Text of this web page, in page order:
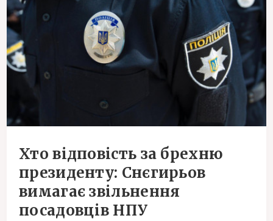
Хто відповість за брехню
президенту: Снєгирьов
вимагає звільнення
посадовців НПУ